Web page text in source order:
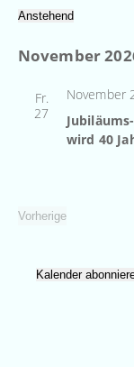
Anstehend
wählen.
November
Fr.
27
wird 40
November
Vorherige
Kalender